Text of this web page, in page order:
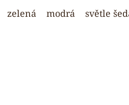
zelená modrá světle